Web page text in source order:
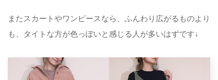
またスカートやワンピースなら、ふんわり広がるものより
も、タイトな方が色っぽいと感じる人が多いはずです↓